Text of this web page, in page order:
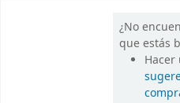
¿No
que estás
Hacer